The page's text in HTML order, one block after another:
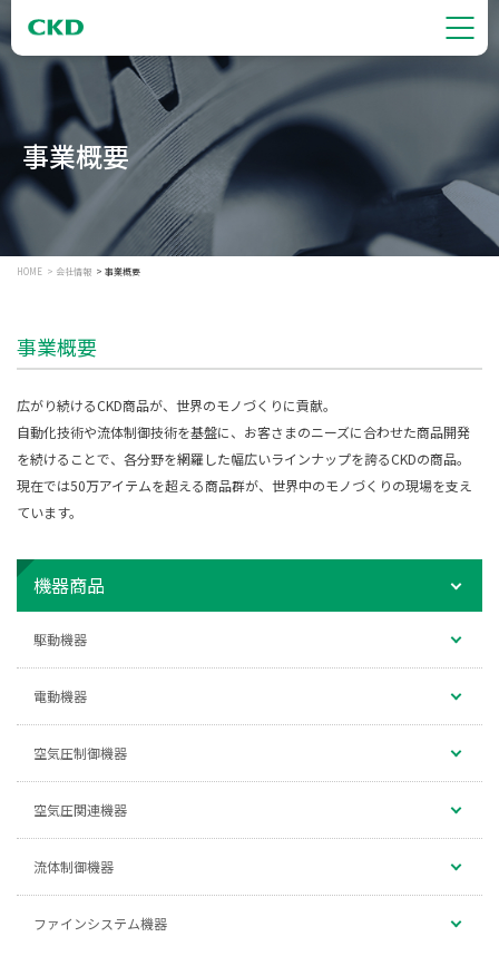
事業概要
HOME 会社情報 事業概要
事業概要
広がり続けるCKD商品が、世界のモノづくりに貢献。
自動化技術や流体制御技術を基盤に、お客さまのニーズに合わせた商品開発
を続けることで、各分野を網羅した幅広いラインナップを誇るCKDの商品。
現在では50万アイテムを超える商品群が、世界中のモノづくりの現場を支え
ています。
機器商品
駆動機器
電動機器
空気圧制御機器
空気圧関連機器
流体制御機器
ファインシステム機器